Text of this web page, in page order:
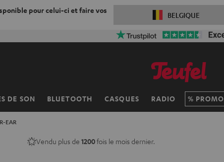
pour celui-ci et faire vos
BELGIQUE
DE SON BLUETOOTH CASQUES RADIO PROMO
EAR
Vendu plus de 1200fois le mois dernier.